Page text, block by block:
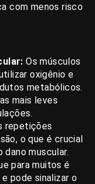
com menos risco
Os músculos
oxigênio e
metabólicos.
mais leves
repetições
o que é crucial
muscular.
para muitos é
pode sinalizar o